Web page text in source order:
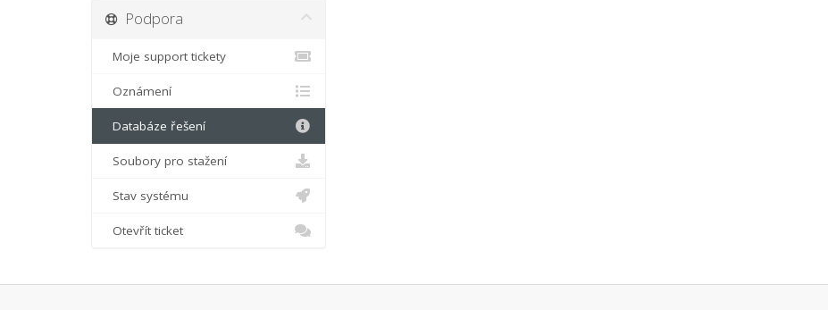
Podpora
Moje support tickety
Oznámení
Databáze řešení
Soubory pro stažení
Stav systému
Otevřít ticket